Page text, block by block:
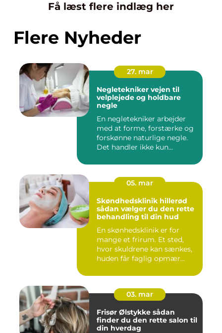
Få læst flere indlæg her
Flere Nyheder
27. mar
Negletekniker vejen til
velplejede og holdbare
negle
En negletekniker arbejder
med at forme, forstærke og
forskønne naturlige negle.
Det handler ikke kun...
05. mar
Skøndhedsklinik hillerød
sådan vælger du den rette
behandling til din hud
En skønhedsklinik er for
mange et frirum. Et sted,
hvor skuldrene kan sænkes,
huden får faglig opmær...
03. mar
Frisør Ølstykke sådan
finder du den rette salon til
din hverdag